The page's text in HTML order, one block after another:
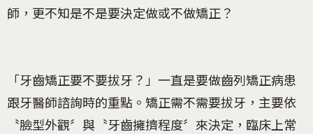
師，更不知是不是要決定做或不做矯正？
「牙齒矯正要不要拔牙？」一直是要做齒列矯正病患
跟牙醫師諮詢時的重點。矯正需不需要拔牙，主要依
〝臉型外觀〞與〝牙齒擁擠程度〞來決定，臨床上常